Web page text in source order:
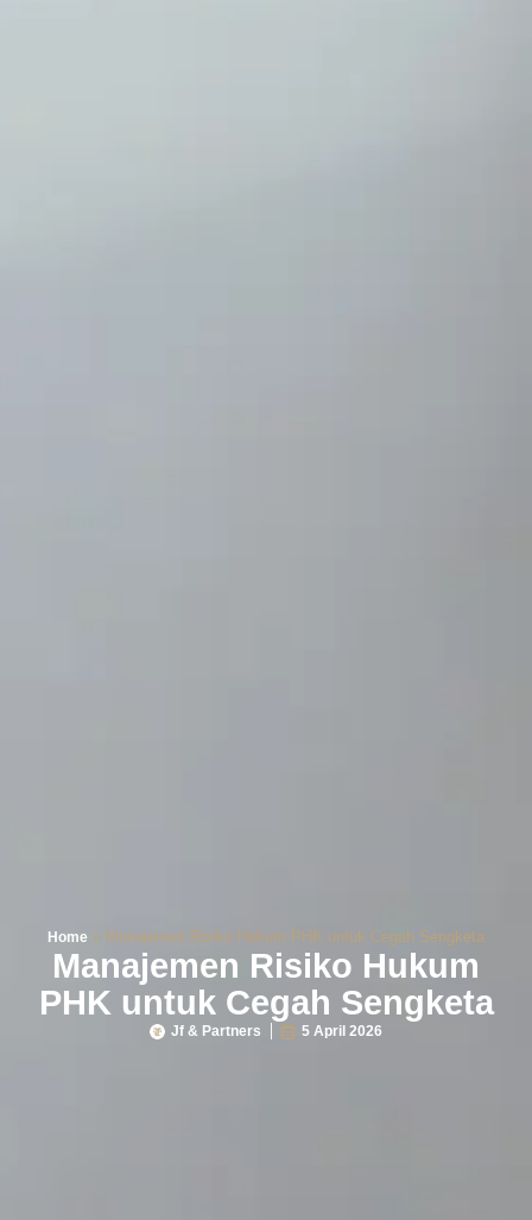
Home » Manajemen Risiko Hukum PHK untuk Cegah Sengketa
Manajemen Risiko Hukum
PHK untuk Cegah Sengketa
Jf & Partners 5 April 2026